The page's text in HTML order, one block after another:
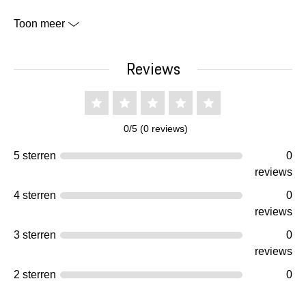
Toon meer
Reviews
0/5 (0 reviews)
5 sterren
0
reviews
4 sterren
0
reviews
3 sterren
0
reviews
2 sterren
0